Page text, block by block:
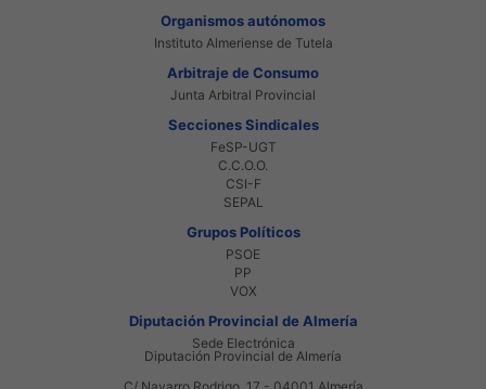
Organismos autónomos
Instituto Almeriense de Tutela
Arbitraje de Consumo
Junta Arbitral Provincial
Secciones Sindicales
FeSP-UGT
C.C.O.O.
CSI-F
SEPAL
Grupos Políticos
PSOE
PP
VOX
Diputación Provincial de Almería
Sede Electrónica
Diputación Provincial de Almería